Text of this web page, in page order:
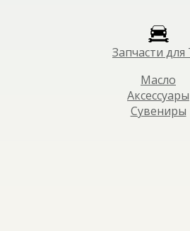
Запчасти для
Масло
Аксессуары
Сувениры